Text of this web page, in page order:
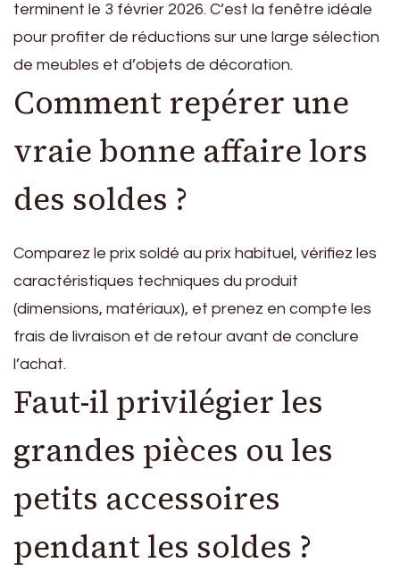
terminent le 3 février 2026. C’est la fenêtre idéale
pour profiter de réductions sur une large sélection
de meubles et d’objets de décoration.
Comment repérer une
vraie bonne affaire lors
des soldes ?
Comparez le prix soldé au prix habituel, vérifiez les
caractéristiques techniques du produit
(dimensions, matériaux), et prenez en compte les
frais de livraison et de retour avant de conclure
l’achat.
Faut-il privilégier les
grandes pièces ou les
petits accessoires
pendant les soldes ?